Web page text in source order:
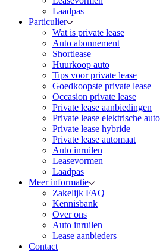
Laadpas
Particulier
Wat is private lease
Auto abonnement
Shortlease
Huurkoop auto
Tips voor private lease
Goedkoopste private lease
Occasion private lease
Private lease aanbiedingen
Private lease elektrische auto
Private lease hybride
Private lease automaat
Auto inruilen
Leasevormen
Laadpas
Meer informatie
Zakelijk FAQ
Kennisbank
Over ons
Auto inruilen
Lease aanbieders
Contact